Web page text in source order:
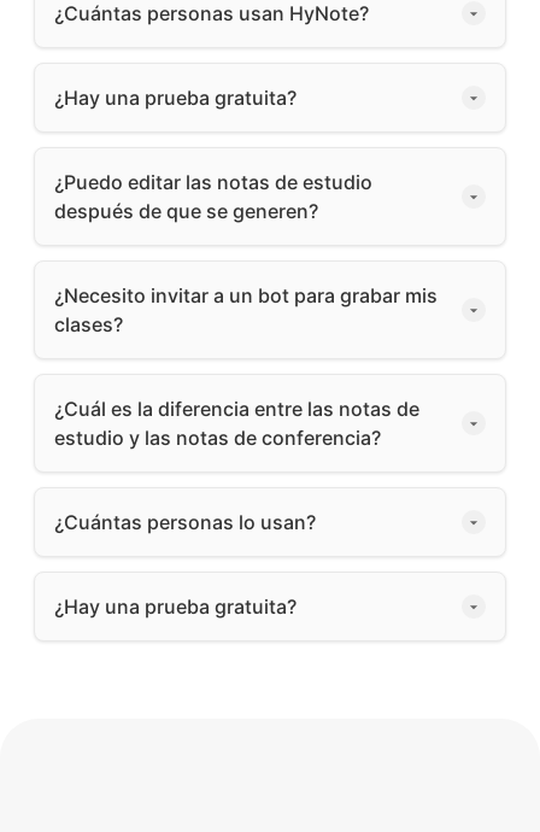
¿Cuántas personas usan HyNote?
¿Hay una prueba gratuita?
¿Puedo editar las notas de estudio
después de que se generen?
¿Necesito invitar a un bot para grabar mis
clases?
¿Cuál es la diferencia entre las notas de
estudio y las notas de conferencia?
¿Cuántas personas lo usan?
¿Hay una prueba gratuita?